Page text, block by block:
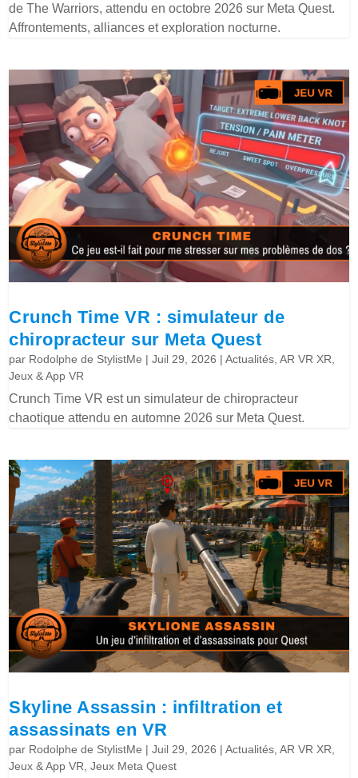
de The Warriors, attendu en octobre 2026 sur Meta Quest.
Affrontements, alliances et exploration nocturne.
Crunch Time VR : simulateur de
chiropracteur sur Meta Quest
par Rodolphe de StylistMe |Juil 29, 2026 |Actualités ,AR VR XR
Jeux & App VR
Crunch Time VR est un simulateur de chiropracteur
chaotique attendu en automne 2026 sur Meta Quest.
Skyline Assassin : infiltration et
assassinats en VR
par Rodolphe de StylistMe |Juil 29, 2026 |Actualités ,AR VR XR
Jeux & App VR ,Jeux Meta Quest